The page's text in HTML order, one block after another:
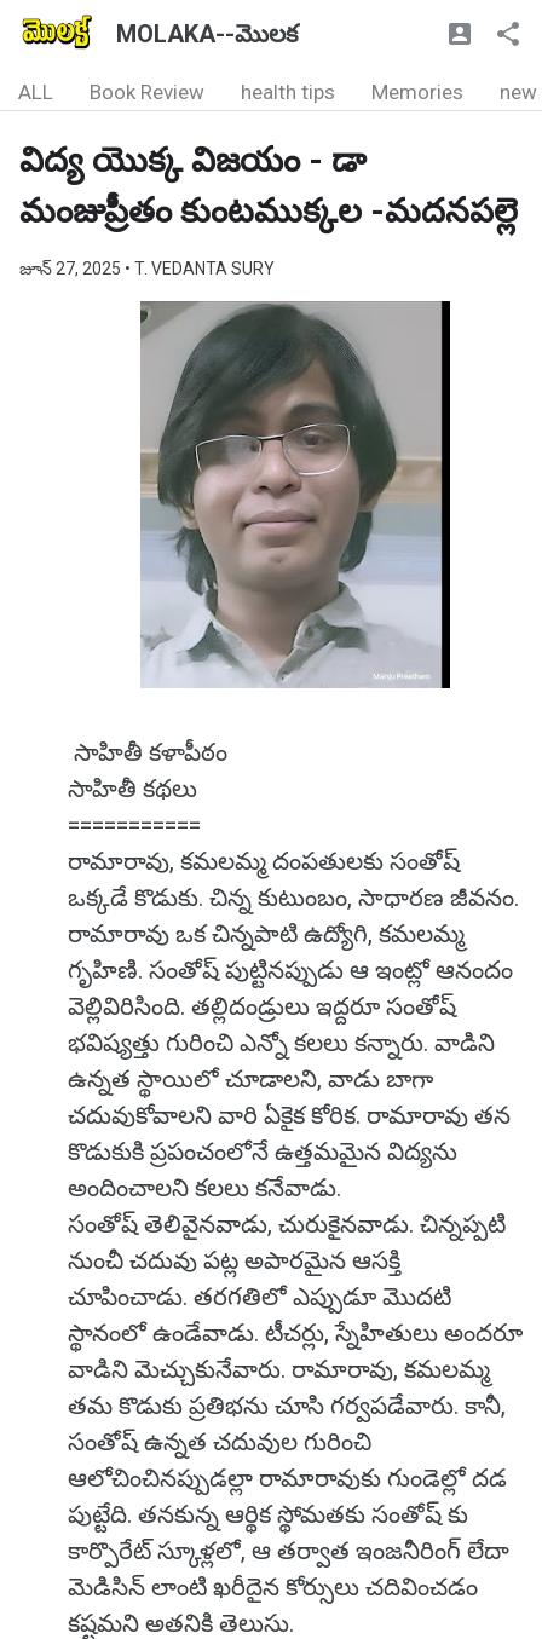
MOLAKA--మొలక
ALL Book Review health tips Memories new
విద్య యొక్క విజయం - డా
మంజుప్రీతం కుంటముక్కల -మదనపల్లె
జూన్ 27, 2025 • T. VEDANTA SURY
సాహితీ కళాపీఠం
సాహితీ కథలు
===========
రామారావు, కమలమ్మ దంపతులకు సంతోష్
ఒక్కడే కొడుకు. చిన్న కుటుంబం, సాధారణ జీవనం.
రామారావు ఒక చిన్నపాటి ఉద్యోగి, కమలమ్మ
గృహిణి. సంతోష్ పుట్టినప్పుడు ఆ ఇంట్లో ఆనందం
వెల్లివిరిసింది. తల్లిదండ్రులు ఇద్దరూ సంతోష్
భవిష్యత్తు గురించి ఎన్నో కలలు కన్నారు. వాడిని
ఉన్నత స్థాయిలో చూడాలని, వాడు బాగా
చదువుకోవాలని వారి ఏకైక కోరిక. రామారావు తన
కొడుకుకి ప్రపంచంలోనే ఉత్తమమైన విద్యను
అందించాలని కలలు కనేవాడు.
సంతోష్ తెలివైనవాడు, చురుకైనవాడు. చిన్నప్పటి
నుంచీ చదువు పట్ల అపారమైన ఆసక్తి
చూపించాడు. తరగతిలో ఎప్పుడూ మొదటి
స్థానంలో ఉండేవాడు. టీచర్లు, స్నేహితులు అందరూ
వాడిని మెచ్చుకునేవారు. రామారావు, కమలమ్మ
తమ కొడుకు ప్రతిభను చూసి గర్వపడేవారు. కానీ,
సంతోష్ ఉన్నత చదువుల గురించి
ఆలోచించినప్పుడల్లా రామారావుకు గుండెల్లో దడ
పుట్టేది. తనకున్న ఆర్థిక స్థోమతకు సంతోష్ కు
కార్పొరేట్ స్కూళ్లలో, ఆ తర్వాత ఇంజనీరింగ్ లేదా
మెడిసిన్ లాంటి ఖరీదైన కోర్సులు చదివించడం
కష్టమని అతనికి తెలుసు.